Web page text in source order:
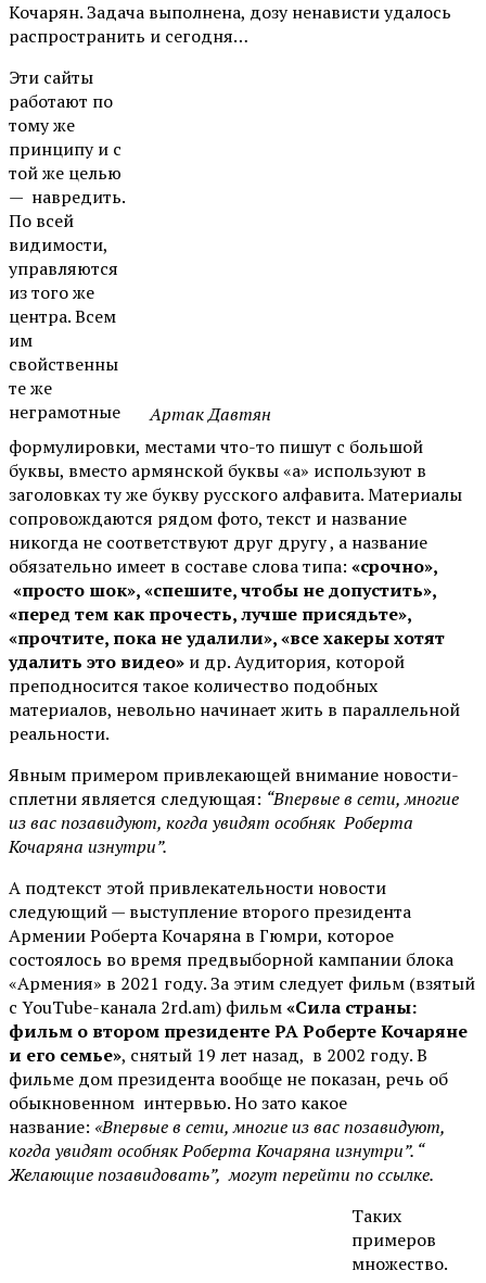
Кочарян. Задача выполнена, дозу ненависти удалось
распространить и сегодня…
Артак Давтян
Эти сайты
работают по
тому же
принципу и с
той же целью
— навредить.
По всей
видимости,
управляются
из того же
центра. Всем
им
свойственны
те же
неграмотные
формулировки, местами что-то пишут с большой
буквы, вместо армянской буквы «а» используют в
заголовках ту же букву русского алфавита. Материалы
сопровождаются рядом фото, текст и название
никогда не соответствуют друг другу , а название
обязательно имеет в составе слова типа: «срочно»,
«просто шок», «спешите, чтобы не допустить»,
«перед тем как прочесть, лучше присядьте»,
«прочтите, пока не удалили», «все хакеры хотят
удалить это видео» и др. Аудитория, которой
преподносится такое количество подобных
материалов, невольно начинает жить в параллельной
реальности.
Явным примером привлекающей внимание новости-
сплетни является следующая: “Впервые в сети, многие
из вас позавидуют, когда увидят особняк Роберта
Кочаряна изнутри”.
А подтекст этой привлекательности новости
следующий — выступление второго президента
Армении Роберта Кочаряна в Гюмри, которое
состоялось во время предвыборной кампании блока
«Армения» в 2021 году. За этим следует фильм (взятый
с YouTube-канала 2rd.am) фильм«Сила страны:
фильм о втором президенте РА Роберте Кочаряне
и его семье», снятый 19 лет назад, в 2002 году. В
фильме дом президента вообще не показан, речь об
обыкновенном интервью. Но зато какое
название: «Впервые в сети, многие из вас позавидуют,
когда увидят особняк Роберта Кочаряна изнутри”. “
Желающие позавидовать”, могут перейти по ссылке.
Таких
примеров
множество.